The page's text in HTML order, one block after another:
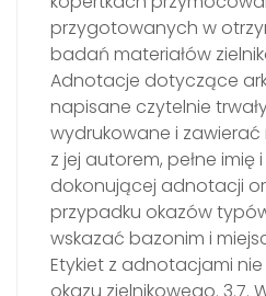
przygotowanych w
badań materiałów
Adnotacje dotyczące
napisane czytelnie
wydrukowane i
z jej autorem, pełne
dokonującej adnotacji
przypadku okazów
wskazać bazonim i
Etykiet z adnotacjami
okazu zielnikowego. 3.7.